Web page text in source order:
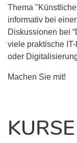
Thema
informativ bei
Diskussionen bei
viele praktische
oder
Machen Sie mit!
KURSE